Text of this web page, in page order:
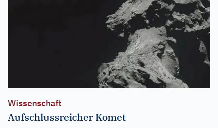
Wissenschaft
Aufschlussreicher Komet